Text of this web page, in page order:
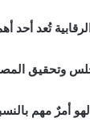
تُعد أحد
وتحقيق
لهو أمرٌ مهم